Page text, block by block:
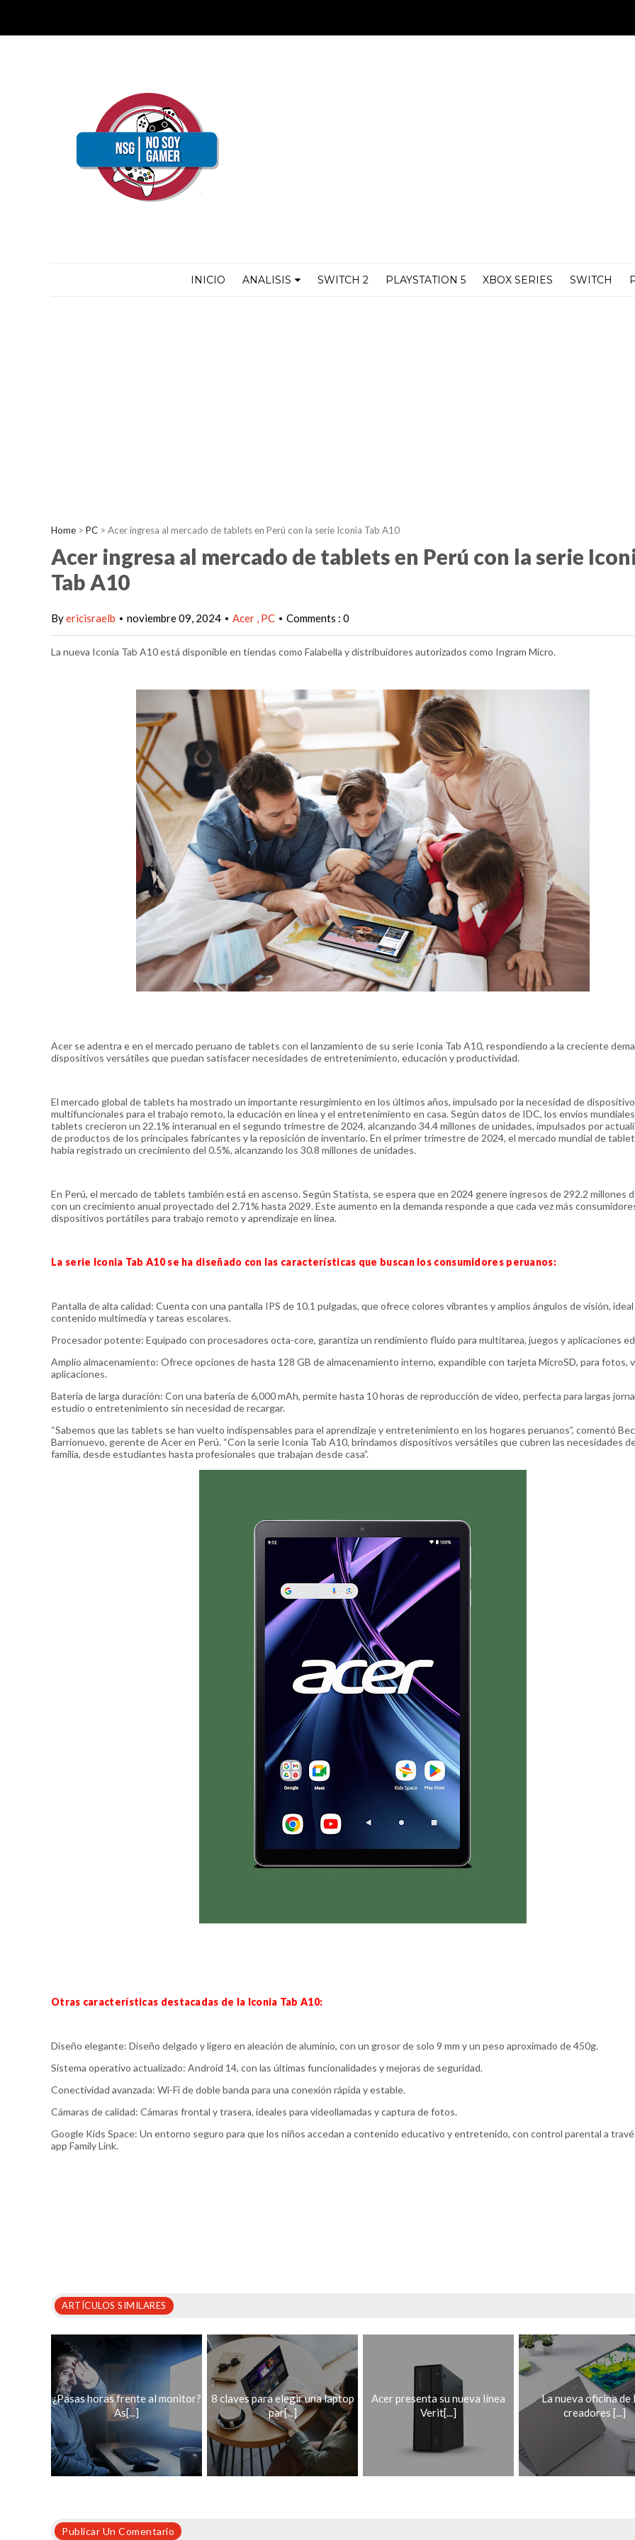
INICIO ANALISIS SWITCH 2 PLAYSTATION 5 XBOX SERIES SWITCH
Home > PC > Acer ingresa al mercado de tablets en Perú con la serie Iconia Tab A10
Acer ingresa al mercado de tablets en Perú con la serie
Tab A10
Byericisraelb • noviembre 09, 2024 • Acer PC • Comments : 0
La nueva Iconia Tab A10 está disponible en tiendas como Falabella y distribuidores autorizados como Ingram Micro.
Acer se adentra e en el mercado peruano de tablets con el lanzamiento de su serie Iconia Tab A10, respondiendo a la creciente
dispositivos versátiles que puedan satisfacer necesidades de entretenimiento, educación y productividad.
El mercado global de tablets ha mostrado un importante resurgimiento en los últimos años, impulsado por la necesidad de
multifuncionales para el trabajo remoto, la educación en línea y el entretenimiento en casa. Según datos de IDC, los envíos
tablets crecieron un 22.1% interanual en el segundo trimestre de 2024, alcanzando 34.4 millones de unidades, impulsados por
de productos de los principales fabricantes y la reposición de inventario. En el primer trimestre de 2024, el mercado mundial de
había registrado un crecimiento del 0.5%, alcanzando los 30.8 millones de unidades.
En Perú, el mercado de tablets también está en ascenso. Según Statista, se espera que en 2024 genere ingresos de 292.2 millones
con un crecimiento anual proyectado del 2.71% hasta 2029. Este aumento en la demanda responde a que cada vez más
dispositivos portátiles para trabajo remoto y aprendizaje en línea.
La serie Iconia Tab A10 se ha diseñado con las características que buscan los consumidores peruanos:
Pantalla de alta calidad: Cuenta con una pantalla IPS de 10.1 pulgadas, que ofrece colores vibrantes y amplios ángulos de visión, ideal
contenido multimedia y tareas escolares.
Procesador potente: Equipado con procesadores octa-core, garantiza un rendimiento fluido para multitarea, juegos y aplicaciones
Amplio almacenamiento: Ofrece opciones de hasta 128 GB de almacenamiento interno, expandible con tarjeta MicroSD, para fotos,
aplicaciones.
Batería de larga duración: Con una batería de 6,000 mAh, permite hasta 10 horas de reproducción de video, perfecta para largas
estudio o entretenimiento sin necesidad de recargar.
“Sabemos que las tablets se han vuelto indispensables para el aprendizaje y entretenimiento en los hogares peruanos”, comentó
Barrionuevo, gerente de Acer en Perú. “Con la serie Iconia Tab A10, brindamos dispositivos versátiles que cubren las necesidades
familia, desde estudiantes hasta profesionales que trabajan desde casa”.
Otras características destacadas de la Iconia Tab A10:
Diseño elegante: Diseño delgado y ligero en aleación de aluminio, con un grosor de solo 9 mm y un peso aproximado de 450g.
Sistema operativo actualizado: Android 14, con las últimas funcionalidades y mejoras de seguridad.
Conectividad avanzada: Wi-Fi de doble banda para una conexión rápida y estable.
Cámaras de calidad: Cámaras frontal y trasera, ideales para videollamadas y captura de fotos.
Google Kids Space: Un entorno seguro para que los niños accedan a contenido educativo y entretenido, con control parental a
app Family Link.
ARTÍCULOS SIMILARES
¿Pasas horas frente al monitor?
As[...]
8 claves para elegir una laptop
par[...]
Acer presenta su nueva línea
Verit[...]
La nueva oficina de
creadores [...]
Publicar Un Comentario